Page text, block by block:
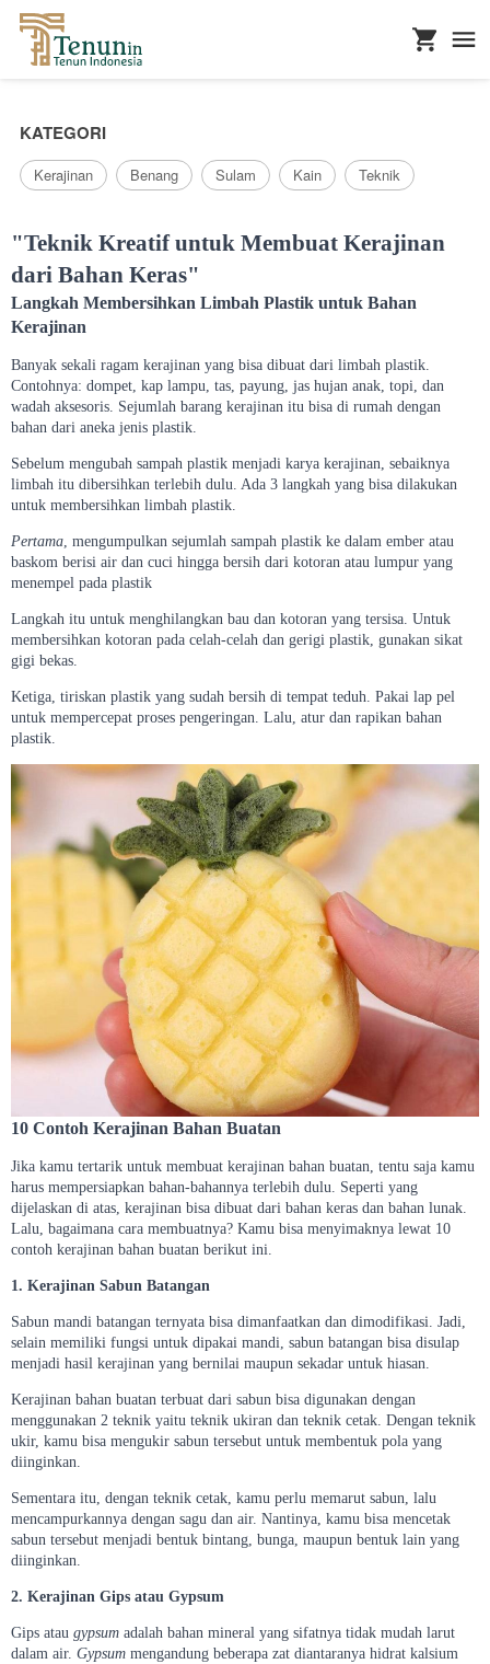
KATEGORI
Kerajinan Benang Sulam Kain Teknik
"Teknik Kreatif untuk Membuat Kerajinan
dari Bahan Keras"
Langkah Membersihkan Limbah Plastik untuk Bahan
Kerajinan
Banyak sekali ragam kerajinan yang bisa dibuat dari limbah plastik.
Contohnya: dompet, kap lampu, tas, payung, jas hujan anak, topi, dan
wadah aksesoris. Sejumlah barang kerajinan itu bisa di rumah dengan
bahan dari aneka jenis plastik.
Sebelum mengubah sampah plastik menjadi karya kerajinan, sebaiknya
limbah itu dibersihkan terlebih dulu. Ada 3 langkah yang bisa dilakukan
untuk membersihkan limbah plastik.
Pertama, mengumpulkan sejumlah sampah plastik ke dalam ember atau
baskom berisi air dan cuci hingga bersih dari kotoran atau lumpur yang
menempel pada plastik
Langkah itu untuk menghilangkan bau dan kotoran yang tersisa. Untuk
membersihkan kotoran pada celah-celah dan gerigi plastik, gunakan sikat
gigi bekas.
Ketiga, tiriskan plastik yang sudah bersih di tempat teduh. Pakai lap pel
untuk mempercepat proses pengeringan. Lalu, atur dan rapikan bahan
plastik.
10 Contoh Kerajinan Bahan Buatan
Jika kamu tertarik untuk membuat kerajinan bahan buatan, tentu saja kamu
harus mempersiapkan bahan-bahannya terlebih dulu. Seperti yang
dijelaskan di atas, kerajinan bisa dibuat dari bahan keras dan bahan lunak.
Lalu, bagaimana cara membuatnya? Kamu bisa menyimaknya lewat 10
contoh kerajinan bahan buatan berikut ini.
1. Kerajinan Sabun Batangan
Sabun mandi batangan ternyata bisa dimanfaatkan dan dimodifikasi. Jadi,
selain memiliki fungsi untuk dipakai mandi, sabun batangan bisa disulap
menjadi hasil kerajinan yang bernilai maupun sekadar untuk hiasan.
Kerajinan bahan buatan terbuat dari sabun bisa digunakan dengan
menggunakan 2 teknik yaitu teknik ukiran dan teknik cetak. Dengan teknik
ukir, kamu bisa mengukir sabun tersebut untuk membentuk pola yang
diinginkan.
Sementara itu, dengan teknik cetak, kamu perlu memarut sabun, lalu
mencampurkannya dengan sagu dan air. Nantinya, kamu bisa mencetak
sabun tersebut menjadi bentuk bintang, bunga, maupun bentuk lain yang
diinginkan.
2. Kerajinan Gips atau Gypsum
Gips atau gypsum adalah bahan mineral yang sifatnya tidak mudah larut
dalam air. Gypsum mengandung beberapa zat diantaranya hidrat kalsium